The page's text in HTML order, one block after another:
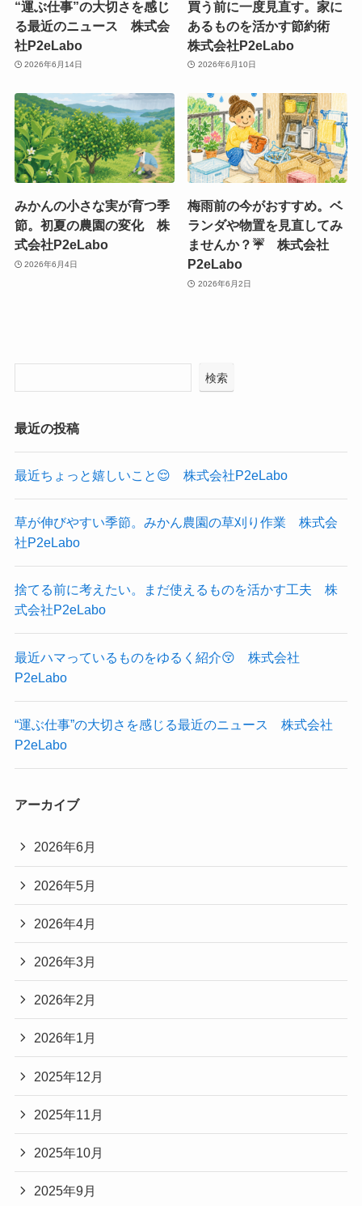
“運ぶ仕事”の大切さを感じ
る最近のニュース 株式会
社P2eLabo
2026年6月14日
買う前に一度見直す。家に
あるものを活かす節約術
株式会社P2eLabo
2026年6月10日
みかんの小さな実が育つ季
節。初夏の農園の変化 株
式会社P2eLabo
2026年6月4日
梅雨前の今がおすすめ。ベ
ランダや物置を見直してみ
ませんか？☔ 株式会社
P2eLabo
2026年6月2日
検索
最近の投稿
最近ちょっと嬉しいこと😌 株式会社P2eLabo
草が伸びやすい季節。みかん農園の草刈り作業 株式会
社P2eLabo
捨てる前に考えたい。まだ使えるものを活かす工夫 株
式会社P2eLabo
最近ハマっているものをゆるく紹介😚 株式会社
P2eLabo
“運ぶ仕事”の大切さを感じる最近のニュース 株式会社
P2eLabo
アーカイブ
2026年6月
2026年5月
2026年4月
2026年3月
2026年2月
2026年1月
2025年12月
2025年11月
2025年10月
2025年9月